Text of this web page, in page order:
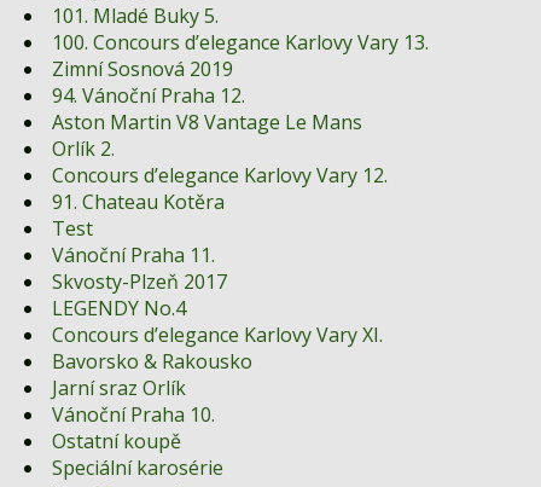
101. Mladé Buky 5.
100. Concours d’elegance Karlovy Vary 13.
Zimní Sosnová 2019
94. Vánoční Praha 12.
Aston Martin V8 Vantage Le Mans
Orlík 2.
Concours d’elegance Karlovy Vary 12.
91. Chateau Kotěra
Test
Vánoční Praha 11.
Skvosty-Plzeň 2017
LEGENDY No.4
Concours d’elegance Karlovy Vary XI.
Bavorsko & Rakousko
Jarní sraz Orlík
Vánoční Praha 10.
Ostatní koupě
Speciální karosérie